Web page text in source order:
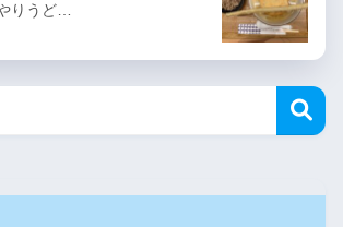
りうど…